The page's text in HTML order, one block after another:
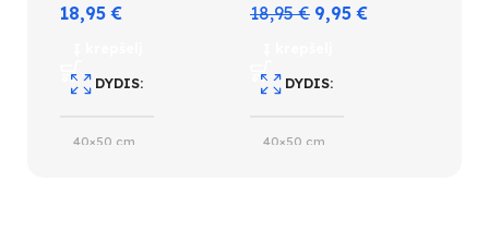
18,95€
DYDIS
40×50 cm
18,95€ 9,95€
DYDIS
40×50 cm